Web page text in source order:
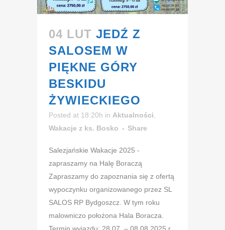
04 LUT JEDŹ Z
SALOSEM W
PIĘKNE GÓRY
BESKIDU
ŻYWIECKIEGO
Posted at 18:20h in Aktualności,
Wakacje z ks. Bosko
Share
Salezjańskie Wakacje 2025 -
zapraszamy na Halę Boraczą
Zapraszamy do zapoznania się z ofertą
wypoczynku organizowanego przez SL
SALOS RP Bydgoszcz. W tym roku
malowniczo położona Hala Boracza.